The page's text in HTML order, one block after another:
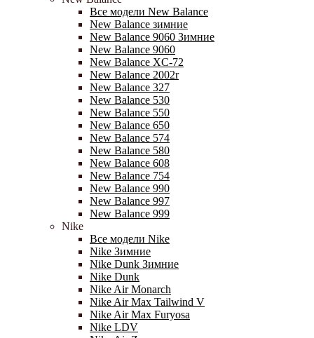
Все модели New Balance
New Balance зимние
New Balance 9060 Зимние
New Balance 9060
New Balance XC-72
New Balance 2002r
New Balance 327
New Balance 530
New Balance 550
New Balance 650
New Balance 574
New Balance 580
New Balance 608
New Balance 754
New Balance 990
New Balance 997
New Balance 999
Nike
Все модели Nike
Nike Зимние
Nike Dunk Зимние
Nike Dunk
Nike Air Monarch
Nike Air Max Tailwind V
Nike Air Max Furyosa
Nike LDV